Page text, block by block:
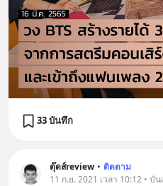
33 บันทึก
ตุ๊ดส์review • ติดตาม
11 ก.ย. 2021 เวลา 10:12 • บัน